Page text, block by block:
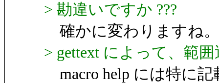
> 勘違いですか ???
確かに変わりますね。
> gettext によって、範
macro help には特に